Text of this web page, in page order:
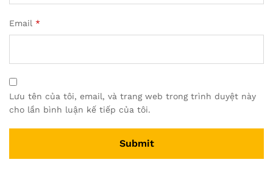
Email *
Lưu tên của tôi, email, và trang web trong trình duyệt này
cho lần bình luận kế tiếp của tôi.